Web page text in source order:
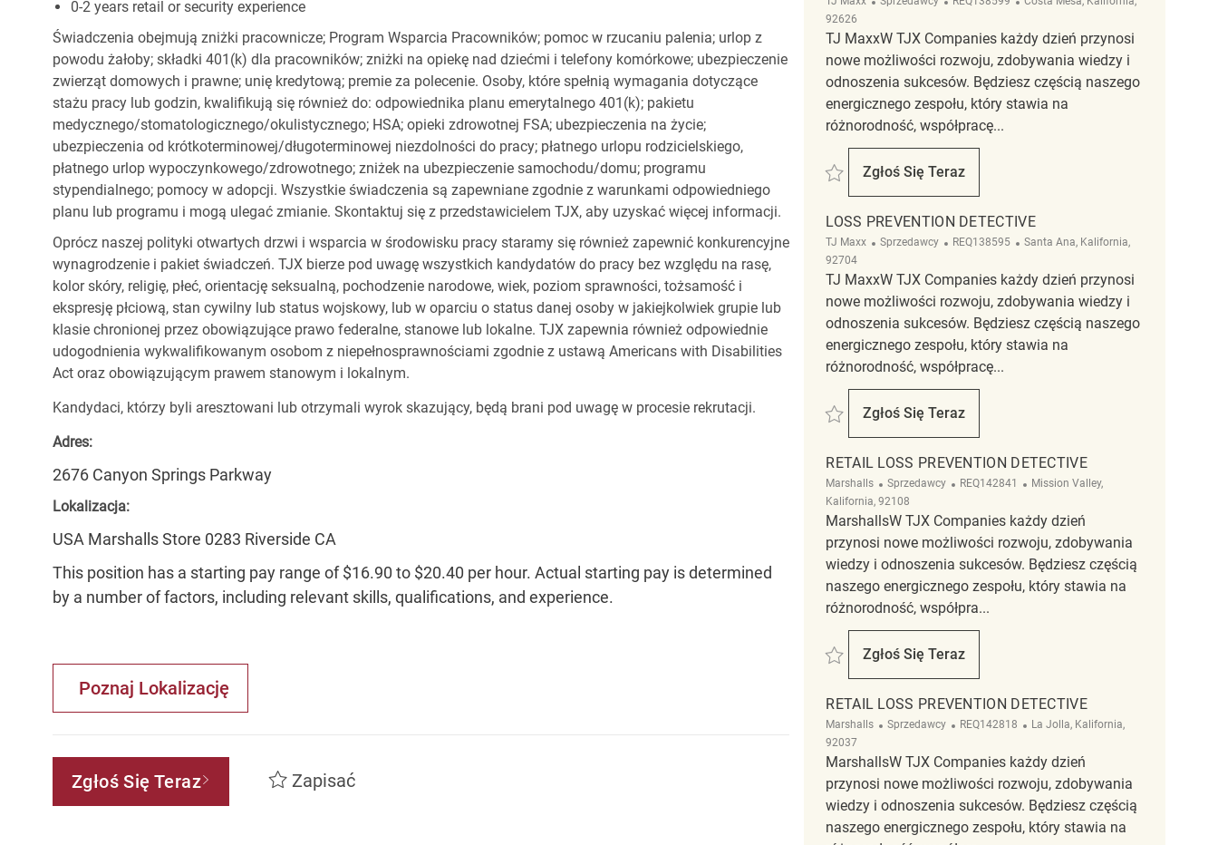
0-2 years retail or security experience
Świadczenia obejmują zniżki pracownicze; Program Wsparcia Pracowników; pomoc w rzucaniu palenia; urlop z
powodu żałoby; składki 401(k) dla pracowników; zniżki na opiekę nad dziećmi i telefony komórkowe; ubezpieczenie
zwierząt domowych i prawne; unię kredytową; premie za polecenie. Osoby, które spełnią wymagania dotyczące
stażu pracy lub godzin, kwalifikują się również do: odpowiednika planu emerytalnego 401(k); pakietu
medycznego/stomatologicznego/okulistycznego; HSA; opieki zdrowotnej FSA; ubezpieczenia na życie;
ubezpieczenia od krótkoterminowej/długoterminowej niezdolności do pracy; płatnego urlopu rodzicielskiego,
płatnego urlop wypoczynkowego/zdrowotnego; zniżek na ubezpieczenie samochodu/domu; programu
stypendialnego; pomocy w adopcji. Wszystkie świadczenia są zapewniane zgodnie z warunkami odpowiedniego
planu lub programu i mogą ulegać zmianie. Skontaktuj się z przedstawicielem TJX, aby uzyskać więcej informacji.
Oprócz naszej polityki otwartych drzwi i wsparcia w środowisku pracy staramy się również zapewnić konkurencyjne
wynagrodzenie i pakiet świadczeń. TJX bierze pod uwagę wszystkich kandydatów do pracy bez względu na rasę,
kolor skóry, religię, płeć, orientację seksualną, pochodzenie narodowe, wiek, poziom sprawności, tożsamość i
ekspresję płciową, stan cywilny lub status wojskowy, lub w oparciu o status danej osoby w jakiejkolwiek grupie lub
klasie chronionej przez obowiązujące prawo federalne, stanowe lub lokalne. TJX zapewnia również odpowiednie
udogodnienia wykwalifikowanym osobom z niepełnosprawnościami zgodnie z ustawą Americans with Disabilities
Act oraz obowiązującym prawem stanowym i lokalnym.
Kandydaci, którzy byli aresztowani lub otrzymali wyrok skazujący, będą brani pod uwagę w procesie rekrutacji.
Adres:
2676 Canyon Springs Parkway
Lokalizacja:
USA Marshalls Store 0283 Riverside CA
This position has a starting pay range of $16.90 to $20.40 per hour. Actual starting pay is determined
by a number of factors, including relevant skills, qualifications, and experience.
Poznaj Lokalizację
Zgłoś Się Teraz Zapisać
92626
TJ MaxxW TJX Companies każdy dzień przynosi
nowe możliwości rozwoju, zdobywania wiedzy i
odnoszenia sukcesów. Będziesz częścią naszego
energicznego zespołu, który stawia na
różnorodność, współpracę...
Zapisać Loss Prevention Detective REQ138599
Zgłoś Się Teraz
Loss Prevention Detective
LOSS PREVENTION DETECTIVE
TJ Maxx Kategoria
Sprzedawcy ReqId
REQ138595 Lokalizacja
Santa Ana, Kalifornia,
92704
TJ MaxxW TJX Companies każdy dzień przynosi
nowe możliwości rozwoju, zdobywania wiedzy i
odnoszenia sukcesów. Będziesz częścią naszego
energicznego zespołu, który stawia na
różnorodność, współpracę...
Zapisać Loss Prevention Detective REQ138595
Zgłoś Się Teraz
Loss Prevention Detective
RETAIL LOSS PREVENTION DETECTIVE
Marshalls Kategoria
Sprzedawcy ReqId
REQ142841 Lokalizacja
Mission Valley,
Kalifornia, 92108
MarshallsW TJX Companies każdy dzień
przynosi nowe możliwości rozwoju, zdobywania
wiedzy i odnoszenia sukcesów. Będziesz częścią
naszego energicznego zespołu, który stawia na
różnorodność, współpra...
Zapisać Retail Loss Prevention Detective REQ142841
Zgłoś Się Teraz
Retail Loss Prevention Detective
RETAIL LOSS PREVENTION DETECTIVE
Marshalls Kategoria
Sprzedawcy ReqId
REQ142818 Lokalizacja
La Jolla, Kalifornia,
92037
MarshallsW TJX Companies każdy dzień
przynosi nowe możliwości rozwoju, zdobywania
wiedzy i odnoszenia sukcesów. Będziesz częścią
naszego energicznego zespołu, który stawia na